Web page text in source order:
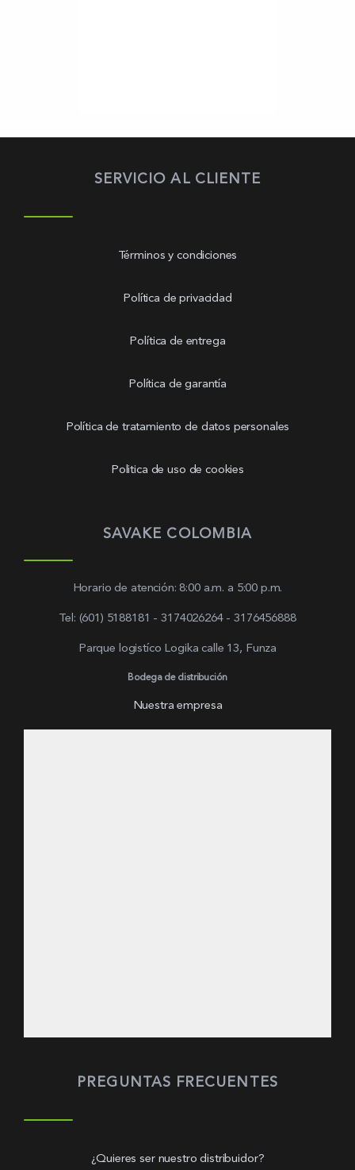
SERVICIO AL CLIENTE
Términos y condiciones
Política de privacidad
Política de entrega
Política de garantía
Política de tratamiento de datos personales
Politica de uso de cookies
SAVAKE COLOMBIA
Horario de atención: 8:00 a.m. a 5:00 p.m.
Tel: (601) 5188181 - 3174026264 - 3176456888
Parque logistíco Logika calle 13, Funza
Bodega de distribución
Nuestra empresa
PREGUNTAS FRECUENTES
¿Quieres ser nuestro distribuidor?